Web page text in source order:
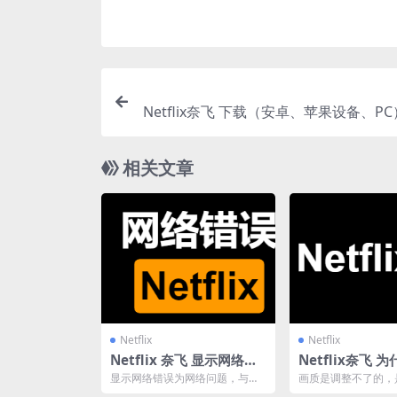
Netflix奈飞 下载（安卓、苹果设备、PC
相关文章
Netflix
Netflix 奈飞 显示网络错
误 Network error
显示网络错误为网络问题，与账
Netflix
Netflix奈飞 为
看4K超高清
画质是调整不了的，